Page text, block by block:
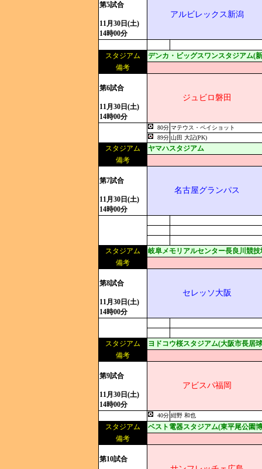
第5試合
11月30日(土)
14時00分
アルビレックス新潟
スタジアム
デンカ・ビッグスワンスタジアム(
備考
第6試合
11月30日(土)
14時00分
ジュビロ磐田
80分 マテウス・ペイショット
89分 山田 大記(PK)
スタジアム
ヤマハスタジアム
備考
第7試合
11月30日(土)
14時00分
名古屋グランパス
スタジアム
岐阜メモリアルセンター長良川競技
備考
第8試合
11月30日(土)
14時00分
セレッソ大阪
スタジアム
ヨドコウ桜スタジアム(大阪市長居
備考
第9試合
11月30日(土)
14時00分
アビスパ福岡
40分 紺野 和也
スタジアム
ベスト電器スタジアム(東平尾公園
備考
第10試合